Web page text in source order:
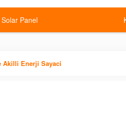
Panel
Akilli Enerji Sayaci